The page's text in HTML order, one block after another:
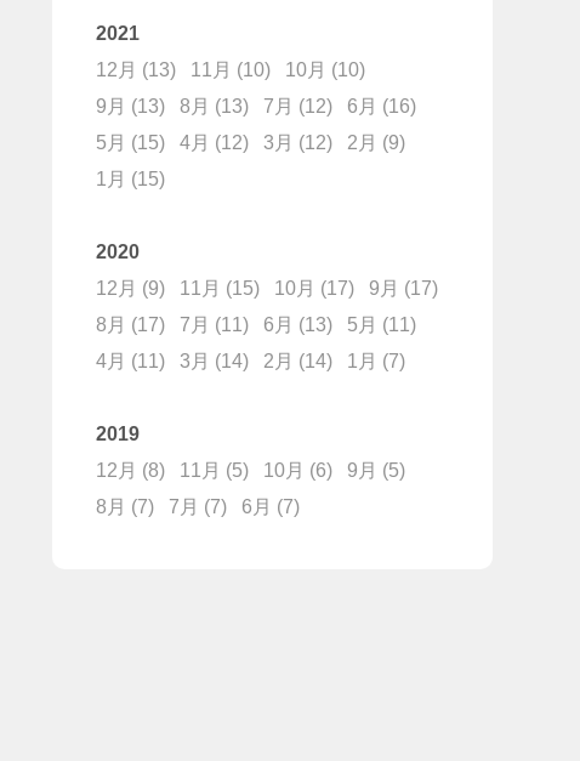
2021
12月 (13) 11月 (10) 10月 (10)
9月 (13) 8月 (13) 7月 (12) 6月 (16)
5月 (15) 4月 (12) 3月 (12) 2月 (9)
1月 (15)
2020
12月 (9) 11月 (15) 10月 (17) 9月 (17)
8月 (17) 7月 (11) 6月 (13) 5月 (11)
4月 (11) 3月 (14) 2月 (14) 1月 (7)
2019
12月 (8) 11月 (5) 10月 (6) 9月 (5)
8月 (7) 7月 (7) 6月 (7)